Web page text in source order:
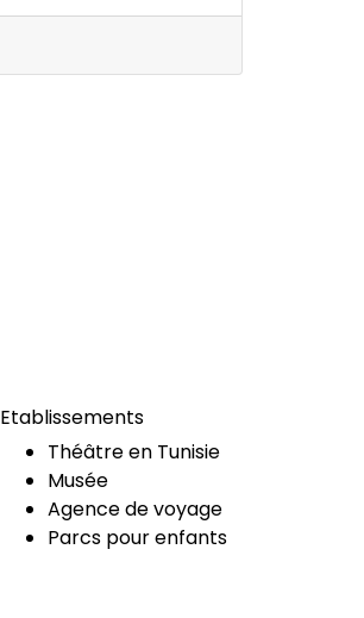
Etablissements
Théâtre en Tunisie
Musée
Agence de voyage
Parcs pour enfants